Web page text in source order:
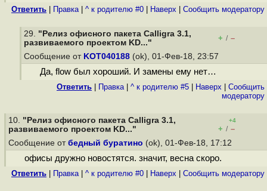
Ответить Правка| ^ к родителю #0 Наверх Cообщить модератору
29. "Релиз офисного пакета Calligra 3.1,
развиваемого проектом KD..."
+ / –
Сообщение от KOT040188 (ok), 01-Фев-18, 23:57
Да, flow был хороший. И замены ему нет…
Ответить Правка| ^ к родителю #5 Наверх
Cообщить
модератору
10. "Релиз офисного пакета Calligra 3.1,
развиваемого проектом KD..."
+4
+ / –
Сообщение от бедный буратино (ok), 01-Фев-18, 17:12
офисы дружно новостятся. значит, весна скоро.
Ответить Правка| ^ к родителю #0 Наверх Cообщить модератору